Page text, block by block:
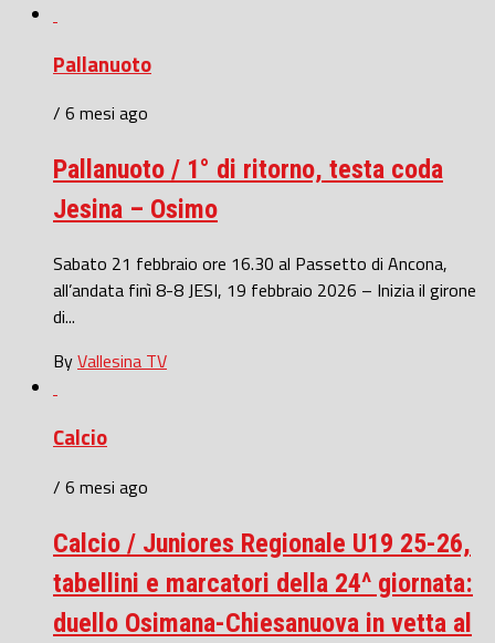
Pallanuoto
/ 6 mesi ago
Pallanuoto / 1° di ritorno, testa coda
Jesina – Osimo
Sabato 21 febbraio ore 16.30 al Passetto di Ancona,
all’andata finì 8-8 JESI, 19 febbraio 2026 – Inizia il girone
di...
ByVallesina TV
Calcio
/ 6 mesi ago
Calcio / Juniores Regionale U19 25-26,
tabellini e marcatori della 24^ giornata:
duello Osimana-Chiesanuova in vetta al